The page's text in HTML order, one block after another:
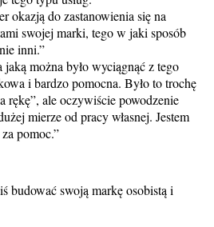
okazją do zastanowienia się na
swojej marki, tego w jaki sposób
inni.”
można było wyciągnąć z tego
i bardzo pomocna. Było to trochę
rękę”, ale oczywiście powodzenie
mierze od pracy własnej. Jestem
pomoc.”
budować swoją markę osobistą i